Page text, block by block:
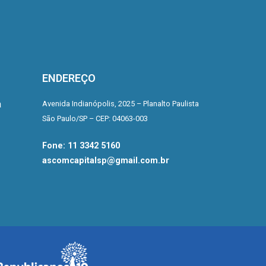
ENDEREÇO
Avenida Indianópolis, 2025 – Planalto Paulista
São Paulo/SP – CEP: 04063-003
Fone: 11 3342 5160
ascomcapitalsp@gmail.com.br